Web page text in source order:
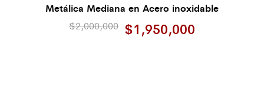
Metálica Mediana en Acero inoxidable
$2,000,000 $1,950,000